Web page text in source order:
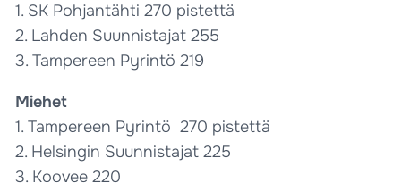
1. SK Pohjantähti 270 pistettä
2. Lahden Suunnistajat 255
3. Tampereen Pyrintö 219
Miehet
1. Tampereen Pyrintö 270 pistettä
2. Helsingin Suunnistajat 225
3. Koovee 220